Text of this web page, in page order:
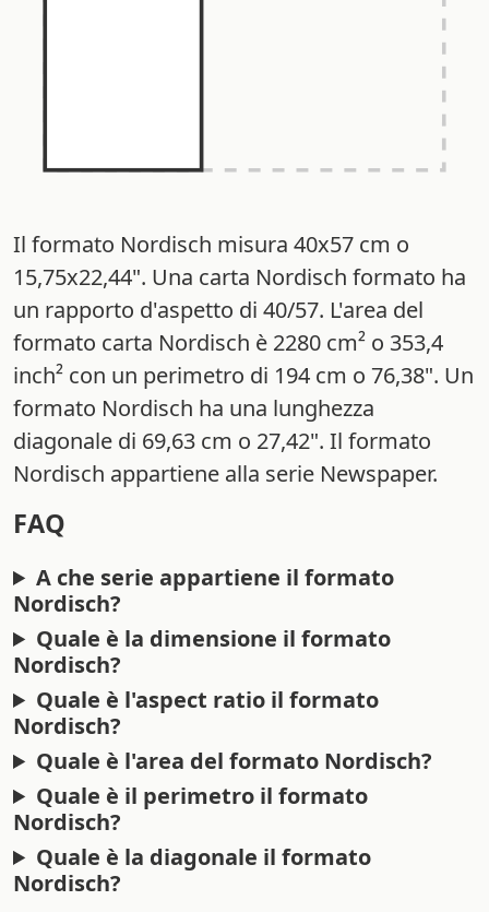
Il formato Nordisch misura 40x57 cm o
15,75x22,44". Una carta Nordisch formato ha
un rapporto d'aspetto di 40/57. L'area del
formato carta Nordisch è 2280 cm² o 353,4
inch² con un perimetro di 194 cm o 76,38". Un
formato Nordisch ha una lunghezza
diagonale di 69,63 cm o 27,42". Il formato
Nordisch appartiene alla serie Newspaper.
FAQ
A che serie appartiene il formato
Nordisch?
Quale è la dimensione il formato
Nordisch?
Quale è l'aspect ratio il formato
Nordisch?
Quale è l'area del formato Nordisch?
Quale è il perimetro il formato
Nordisch?
Quale è la diagonale il formato
Nordisch?